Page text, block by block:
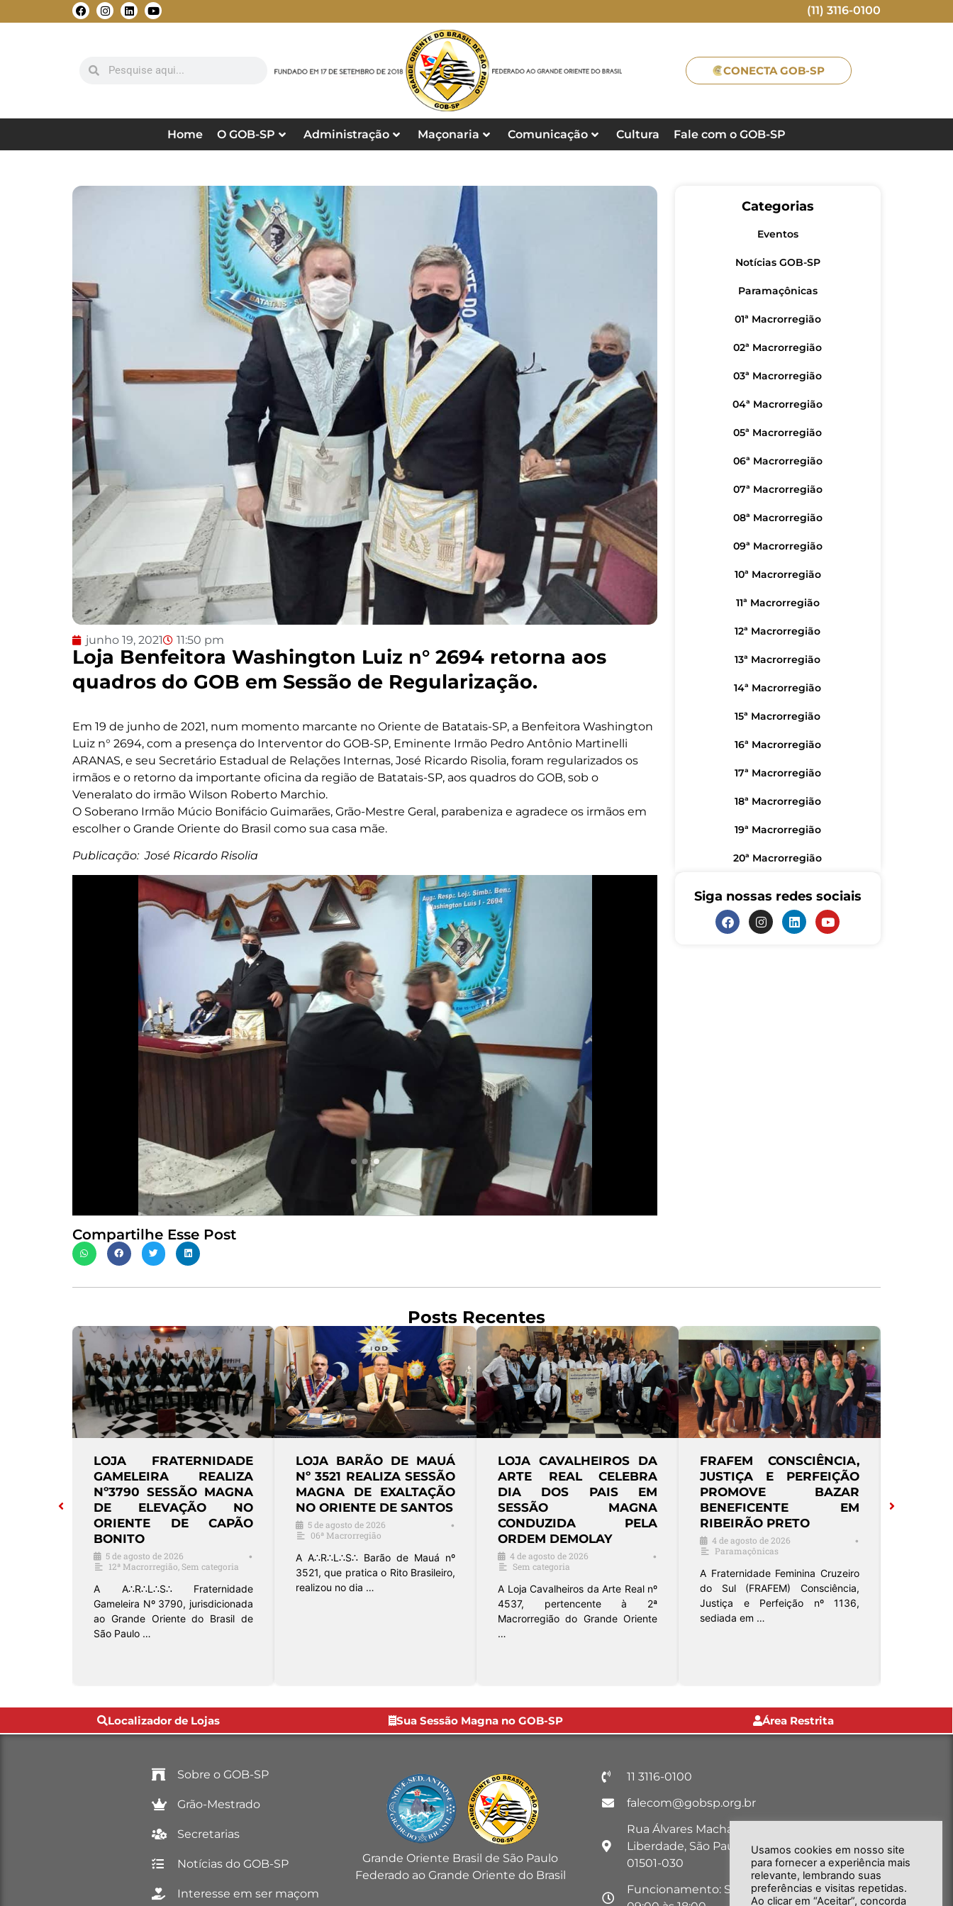
(11) 3116-0100
CONECTA GOB-SP
Home O GOB-SP Administração Maçonaria Comunicação Cultura Fale com o GOB-SP
junho 19, 2021 11:50 pm
Loja Benfeitora Washington Luiz n° 2694 retorna aos
quadros do GOB em Sessão de Regularização.
Em 19 de junho de 2021, num momento marcante no Oriente de Batatais-SP, a Benfeitora Washington
Luiz n° 2694, com a presença do Interventor do GOB-SP, Eminente Irmão Pedro Antônio Martinelli
ARANAS, e seu Secretário Estadual de Relações Internas, José Ricardo Risolia, foram regularizados os
irmãos e o retorno da importante oficina da região de Batatais-SP, aos quadros do GOB, sob o
Veneralato do irmão Wilson Roberto Marchio.
O Soberano Irmão Múcio Bonifácio Guimarães, Grão-Mestre Geral, parabeniza e agradece os irmãos em
escolher o Grande Oriente do Brasil como sua casa mãe.
Publicação: José Ricardo Risolia
Compartilhe Esse Post
Categorias
Eventos
Notícias GOB-SP
Paramaçônicas
01ª Macrorregião
02ª Macrorregião
03ª Macrorregião
04ª Macrorregião
05ª Macrorregião
06ª Macrorregião
07ª Macrorregião
08ª Macrorregião
09ª Macrorregião
10ª Macrorregião
11ª Macrorregião
12ª Macrorregião
13ª Macrorregião
14ª Macrorregião
15ª Macrorregião
16ª Macrorregião
17ª Macrorregião
18ª Macrorregião
19ª Macrorregião
20ª Macrorregião
Siga nossas redes sociais
Posts Recentes
LOJA FRATERNIDADE
GAMELEIRA REALIZA
Nº3790 SESSÃO MAGNA
DE ELEVAÇÃO NO
ORIENTE DE CAPÃO
BONITO
5 de agosto de 2026 •
12ª Macrorregião Sem categoria
A A∴R∴L∴S∴ Fraternidade
Gameleira Nº 3790, jurisdicionada
ao Grande Oriente do Brasil de
São Paulo …
LOJA BARÃO DE MAUÁ
Nº 3521 REALIZA SESSÃO
MAGNA DE EXALTAÇÃO
NO ORIENTE DE SANTOS
5 de agosto de 2026 •
06ª Macrorregião
A A∴R∴L∴S∴ Barão de Mauá nº
3521, que pratica o Rito Brasileiro,
realizou no dia …
LOJA CAVALHEIROS DA
ARTE REAL CELEBRA
DIA DOS PAIS EM
SESSÃO MAGNA
CONDUZIDA PELA
ORDEM DEMOLAY
4 de agosto de 2026 •
Sem categoria
A Loja Cavalheiros da Arte Real nº
4537, pertencente à 2ª
Macrorregião do Grande Oriente
…
FRAFEM CONSCIÊNCIA,
JUSTIÇA E PERFEIÇÃO
PROMOVE BAZAR
BENEFICENTE EM
RIBEIRÃO PRETO
4 de agosto de 2026 •
Paramaçônicas
A Fraternidade Feminina Cruzeiro
do Sul (FRAFEM) Consciência,
Justiça e Perfeição nº 1136,
sediada em …
Localizador de Lojas Sua Sessão Magna no GOB-SP Área Restrita
Sobre o GOB-SP
Grão-Mestrado
Secretarias
Notícias do GOB-SP
Interesse em ser maçom
Grande Oriente Brasil de São Paulo
Federado ao Grande Oriente do Brasil
11 3116-0100
falecom@gobsp.org.br
Rua Álvares Machado, nº 18, Bairro
Liberdade, São Paulo-SP - CEP:
01501-030
Funcionamento: Seg. a Sex. das
Usamos cookies em nosso site
para fornecer a experiência mais
relevante, lembrando suas
preferências e visitas repetidas.
Ao clicar em “Aceitar”, concorda